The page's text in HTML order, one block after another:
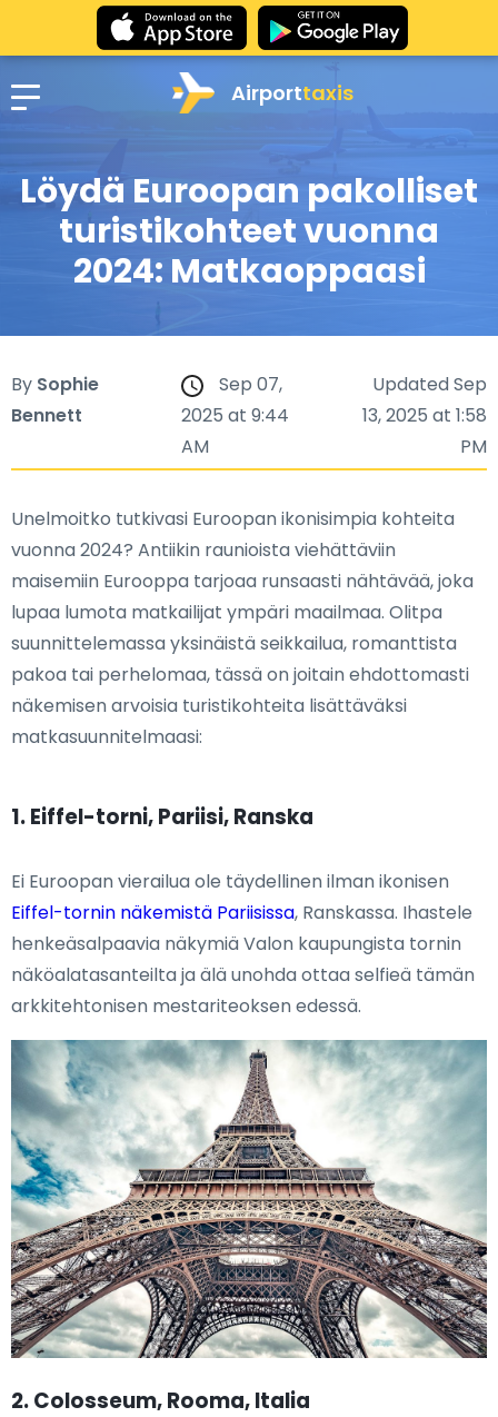
Airporttaxis
Löydä Euroopan pakolliset
turistikohteet vuonna
2024: Matkaoppaasi
By Sophie
Bennett
Sep 07,
2025 at 9:44
AM
Updated Sep
13, 2025 at 1:58
PM
Unelmoitko tutkivasi Euroopan ikonisimpia kohteita
vuonna 2024? Antiikin raunioista viehättäviin
maisemiin Eurooppa tarjoaa runsaasti nähtävää, joka
lupaa lumota matkailijat ympäri maailmaa. Olitpa
suunnittelemassa yksinäistä seikkailua, romanttista
pakoa tai perhelomaa, tässä on joitain ehdottomasti
näkemisen arvoisia turistikohteita lisättäväksi
matkasuunnitelmaasi:
1. Eiffel-torni, Pariisi, Ranska
Ei Euroopan vierailua ole täydellinen ilman ikonisen
Eiffel-tornin näkemistä Pariisissa, Ranskassa. Ihastele
henkeäsalpaavia näkymiä Valon kaupungista tornin
näköalatasanteilta ja älä unohda ottaa selfieä tämän
arkkitehtonisen mestariteoksen edessä.
2. Colosseum, Rooma, Italia